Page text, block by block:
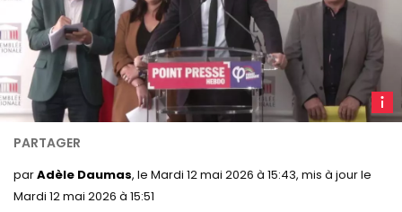
parAdèle Daumas, le Mardi 12 mai 2026 à 15:43, mis à jour le
Mardi 12 mai 2026 à 15:51